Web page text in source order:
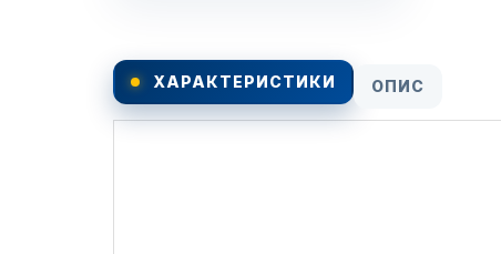
ХАРАКТЕРИСТИКИ ОПИС